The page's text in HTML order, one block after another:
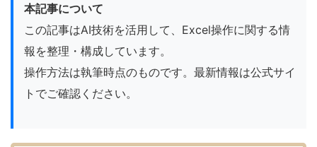
本記事について
この記事はAI技術を活用して、Excel操作に関する情
報を整理・構成しています。
操作方法は執筆時点のものです。最新情報は公式サイ
トでご確認ください。